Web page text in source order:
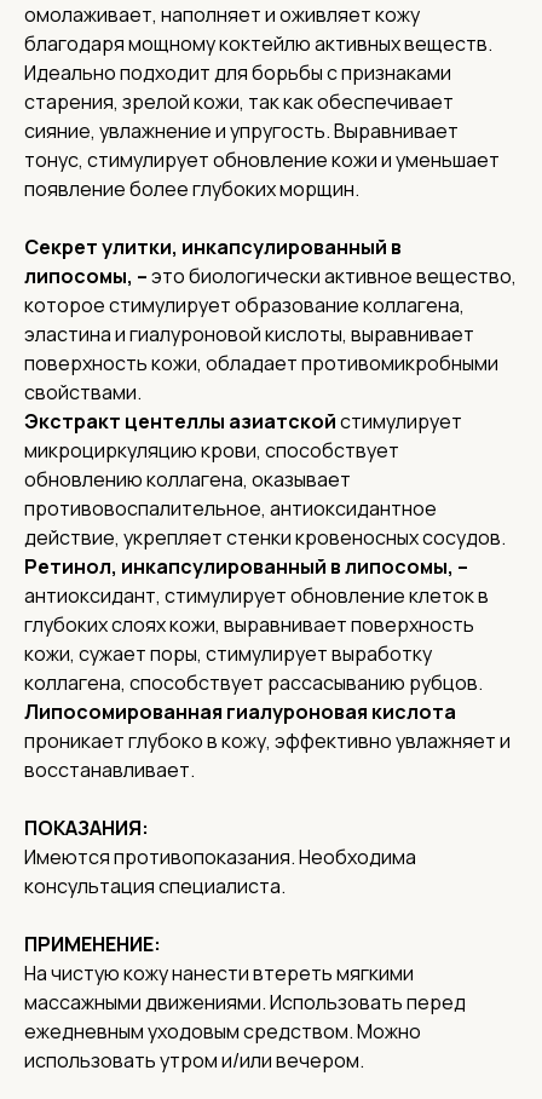
омолаживает, наполняет и оживляет кожу
благодаря мощному коктейлю активных веществ.
Идеально подходит для борьбы с признаками
старения, зрелой кожи, так как обеспечивает
сияние, увлажнение и упругость. Выравнивает
тонус, стимулирует обновление кожи и уменьшает
появление более глубоких морщин.
Секрет улитки, инкапсулированный в
липосомы, –это биологически активное вещество,
которое стимулирует образование коллагена,
эластина и гиалуроновой кислоты, выравнивает
поверхность кожи, обладает противомикробными
свойствами.
Экстракт центеллы азиатскойстимулирует
микроциркуляцию крови, способствует
обновлению коллагена, оказывает
противовоспалительное, антиоксидантное
действие, укрепляет стенки кровеносных сосудов.
Ретинол, инкапсулированный в липосомы, –
антиоксидант, стимулирует обновление клеток в
глубоких слоях кожи, выравнивает поверхность
кожи, сужает поры, стимулирует выработку
коллагена, способствует рассасыванию рубцов.
Липосомированная гиалуроновая кислота
проникает глубоко в кожу, эффективно увлажняет и
восстанавливает.
ПОКАЗАНИЯ:
Имеются противопоказания. Необходима
консультация специалиста.
ПРИМЕНЕНИЕ:
На чистую кожу нанести втереть мягкими
массажными движениями. Использовать перед
ежедневным уходовым средством. Можно
использовать утром и/или вечером.
Соц. сети
Доставка
Контакты
Адрес офиса и пункта выдачи:
г. Нижний Новгород, ул. Короленко, 32
Реквизиты
ИНН 5262359886,
ОГРН 1185275060838